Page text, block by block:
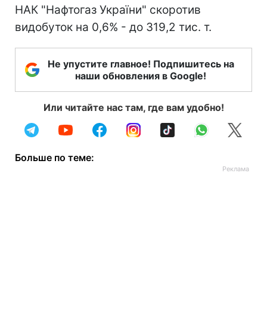
НАК "Нафтогаз України" скоротив
видобуток на 0,6% - до 319,2 тис. т.
Не упустите главное! Подпишитесь на
наши обновления в Google!
Или читайте нас там, где вам удобно!
Больше по теме: